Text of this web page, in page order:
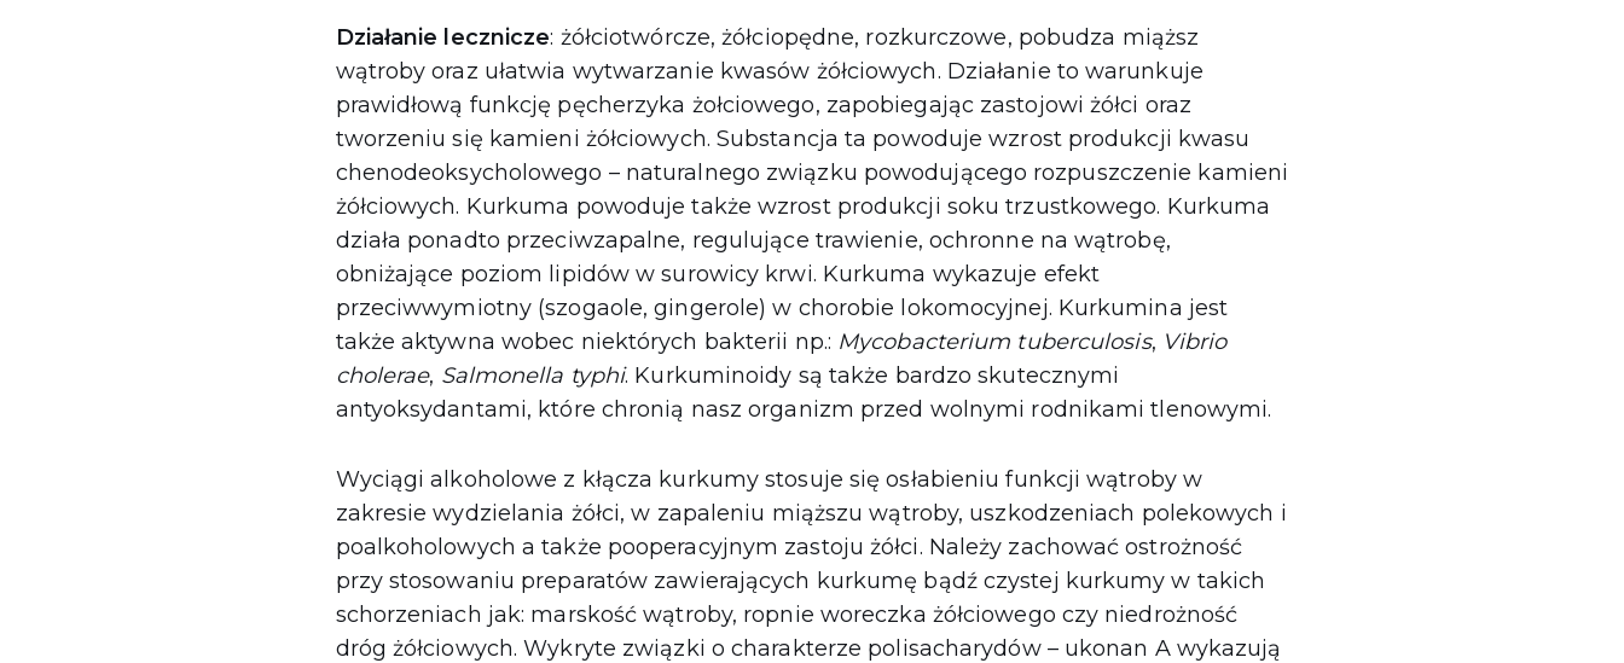
Działanie lecznicze: żółciotwórcze, żółciopędne, rozkurczowe, pobudza miąższ
wątroby oraz ułatwia wytwarzanie kwasów żółciowych. Działanie to warunkuje
prawidłową funkcję pęcherzyka żołciowego, zapobiegając zastojowi żółci oraz
tworzeniu się kamieni żółciowych. Substancja ta powoduje wzrost produkcji kwasu
chenodeoksycholowego – naturalnego związku powodującego rozpuszczenie kamieni
żółciowych. Kurkuma powoduje także wzrost produkcji soku trzustkowego. Kurkuma
działa ponadto przeciwzapalne, regulujące trawienie, ochronne na wątrobę,
obniżające poziom lipidów w surowicy krwi. Kurkuma wykazuje efekt
przeciwwymiotny (szogaole, gingerole) w chorobie lokomocyjnej. Kurkumina jest
także aktywna wobec niektórych bakterii np.: Mycobacterium tuberculosis, Vibrio
cholerae, Salmonella typhi. Kurkuminoidy są także bardzo skutecznymi
antyoksydantami, które chronią nasz organizm przed wolnymi rodnikami tlenowymi.
Wyciągi alkoholowe z kłącza kurkumy stosuje się osłabieniu funkcji wątroby w
zakresie wydzielania żółci, w zapaleniu miąższu wątroby, uszkodzeniach polekowych i
poalkoholowych a także pooperacyjnym zastoju żółci. Należy zachować ostrożność
przy stosowaniu preparatów zawierających kurkumę bądź czystej kurkumy w takich
schorzeniach jak: marskość wątroby, ropnie woreczka żółciowego czy niedrożność
dróg żółciowych. Wykryte związki o charakterze polisacharydów – ukonan A wykazują